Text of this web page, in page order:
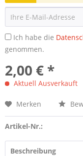
Ich habe die
genommen.
2,00 € *
Aktuell Ausverkauft
Merken
Artikel-Nr.:
Beschreibung